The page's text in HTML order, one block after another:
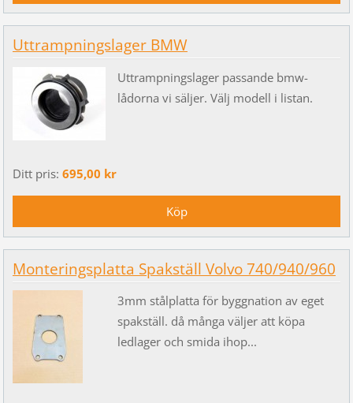
Uttrampningslager BMW
Uttrampningslager passande bmw-
lådorna vi säljer. Välj modell i listan.
Ditt pris: 695,00 kr
Monteringsplatta Spakställ Volvo 740/940/960
3mm stålplatta för byggnation av eget
spakställ. då många väljer att köpa
ledlager och smida ihop...